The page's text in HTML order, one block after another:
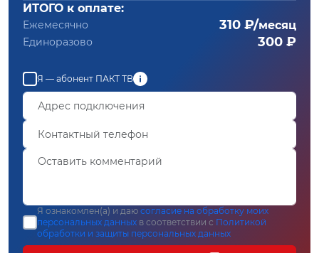
ИТОГО к оплате:
Ежемесячно 310 ₽/месяц
Единоразово 300 ₽
Я — абонент ПАКТ ТВ
Я ознакомлен(а) и даю согласие на обработку моих
персональных данных в соответствии с Политикой
обработки и защиты персональных данных